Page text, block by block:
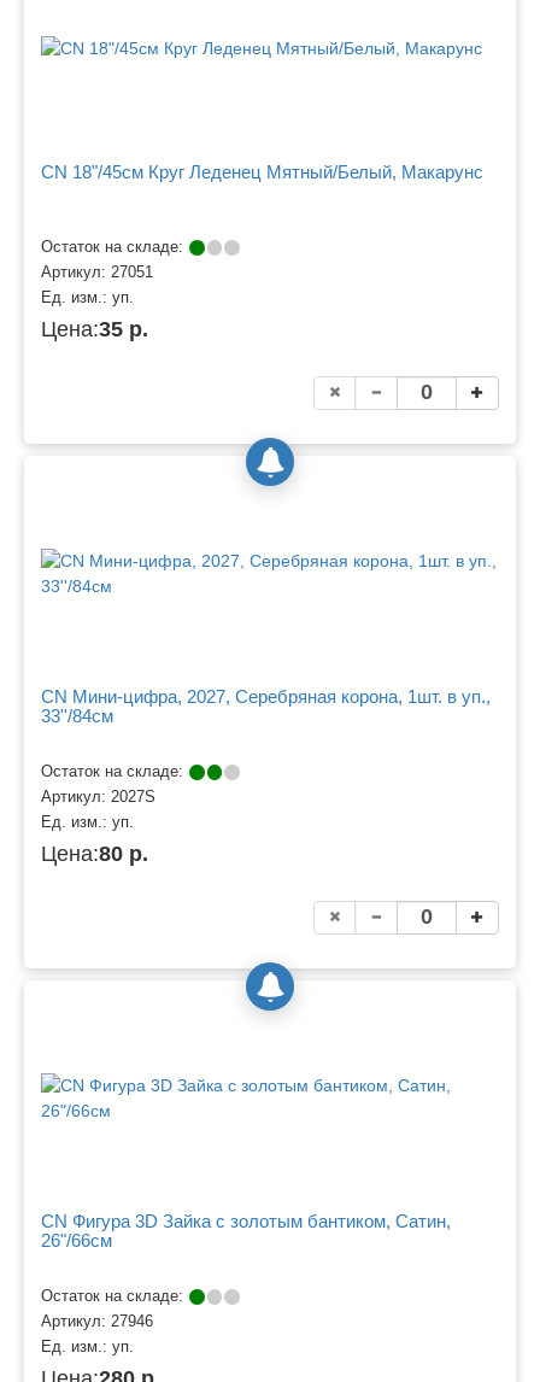
CN 18"/45см Круг Леденец Мятный/Белый, Макарунс
Остаток на складе:
Артикул: 27051
Ед. изм.: уп.
Цена:35 р.
CN Мини-цифра, 2027, Серебряная корона, 1шт. в уп.,
33''/84см
Остаток на складе:
Артикул: 2027S
Ед. изм.: уп.
Цена:80 р.
CN Фигура 3D Зайка с золотым бантиком, Сатин,
26"/66см
Остаток на складе:
Артикул: 27946
Ед. изм.: уп.